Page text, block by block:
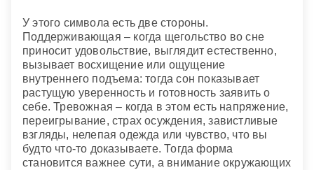
У этого символа есть две стороны.
Поддерживающая – когда щегольство во сне
приносит удовольствие, выглядит естественно,
вызывает восхищение или ощущение
внутреннего подъема: тогда сон показывает
растущую уверенность и готовность заявить о
себе. Тревожная – когда в этом есть напряжение,
переигрывание, страх осуждения, завистливые
взгляды, нелепая одежда или чувство, что вы
будто что-то доказываете. Тогда форма
становится важнее сути, а внимание окружающих